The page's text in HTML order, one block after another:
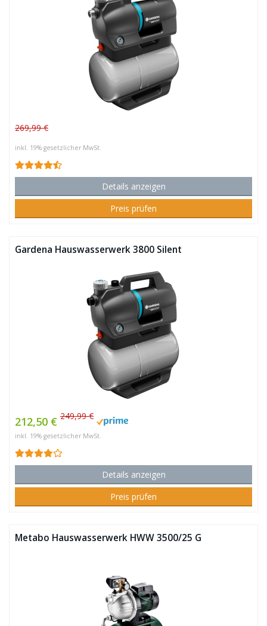
269,99 €
inkl. 19% gesetzlicher MwSt.
Details anzeigen
Preis prüfen
Gardena Hauswasserwerk 3800 Silent
212,50 € 249,99 €
inkl. 19% gesetzlicher MwSt.
Details anzeigen
Preis prüfen
Metabo Hauswasserwerk HWW 3500/25 G